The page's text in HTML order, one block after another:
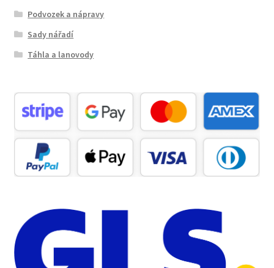
Podvozek a nápravy
Sady nářadí
Táhla a lanovody